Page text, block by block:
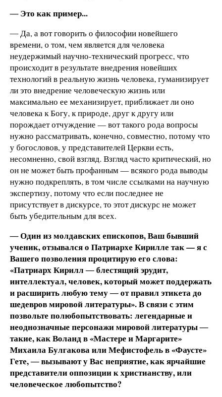
― Это как пример...
― Да, а вот говорить о философии новейшего
времени, о том, чем является для человека
неудержимый научно-технический прогресс, что
происходит в результате внедрения новейших
технологий в реальную жизнь человека, гуманизирует
ли это внедрение человеческую жизнь или
максимально ее механизирует, приближает ли оно
человека к Богу, к природе, друг к другу или
порождает отчуждение — вот такого рода вопросы
нужно рассматривать, конечно, совместно, потому что
у богословов, у представителей Церкви есть,
несомненно, свой взгляд. Взгляд часто критический, но
он не может быть профанным — всякого рода выводы
нужно подкреплять, в том числе ссылками на научную
экспертизу, потому что если последнее не
присутствует в дискурсе, то этот дискурс не может
быть убедительным для всех.
― Один из молдавских епископов, Ваш бывший
ученик, отзывался о Патриархе Кирилле так — я с
Вашего позволения процитирую его слова:
«Патриарх Кирилл ― блестящий эрудит,
интеллектуал, человек, который может поддержать
и расширить любую тему ― от правил этикета до
шедевров мировой литературы». В связи с этим
позвольте полюбопытствовать: легендарные и
неоднозначные персонажи мировой литературы ―
такие, как Воланд в «Мастере и Маргарите»
Михаила Булгакова или Мефистофель в «Фаусте»
Гете, ― вызывают у Вас неприятие, как ярчайшие
представители оппозиции к христианству, или
человеческое любопытство?